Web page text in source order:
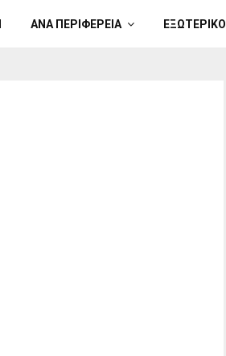
ΑΝΑ ΠΕΡΙΦΕΡΕΙΑ ΕΞΩΤΕΡΙΚΟ